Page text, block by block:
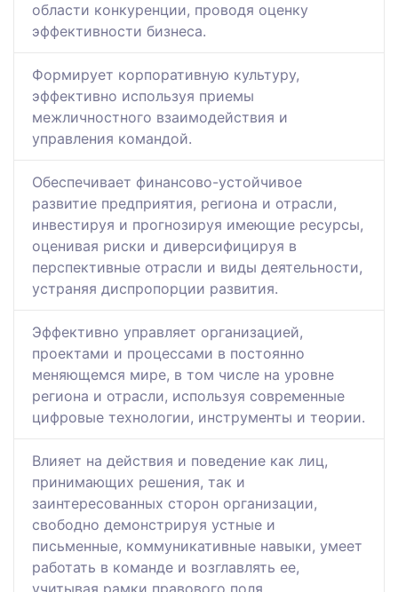
области конкуренции, проводя оценку
эффективности бизнеса.
Формирует корпоративную культуру,
эффективно используя приемы
межличностного взаимодействия и
управления командой.
Обеспечивает финансово-устойчивое
развитие предприятия, региона и отрасли,
инвестируя и прогнозируя имеющие ресурсы,
оценивая риски и диверсифицируя в
перспективные отрасли и виды деятельности,
устраняя диспропорции развития.
Эффективно управляет организацией,
проектами и процессами в постоянно
меняющемся мире, в том числе на уровне
региона и отрасли, используя современные
цифровые технологии, инструменты и теории.
Влияет на действия и поведение как лиц,
принимающих решения, так и
заинтересованных сторон организации,
свободно демонстрируя устные и
письменные, коммуникативные навыки, умеет
работать в команде и возглавлять ее,